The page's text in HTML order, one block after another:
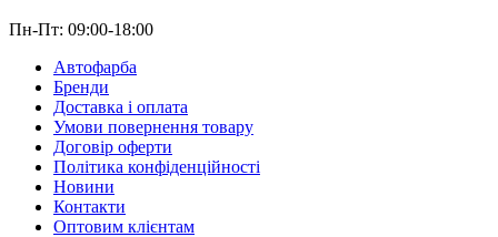
Пн-Пт: 09:00-18:00
Автофарба
Бренди
Доставка і оплата
Умови повернення товару
Договір оферти
Політика конфіденційності
Новини
Контакти
Оптовим клієнтам